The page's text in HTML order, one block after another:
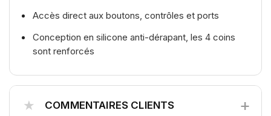
Accès direct aux boutons, contrôles et ports
Conception en silicone anti-dérapant, les 4 coins
sont renforcés
★ COMMENTAIRES CLIENTS +